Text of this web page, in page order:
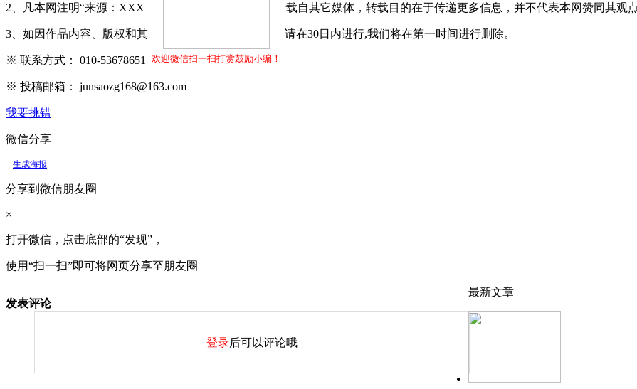
欢迎微信扫一扫打赏鼓励小编！
2、凡本网注明“来源：XXX（非军嫂网）”的作品，均转载自其它媒体，转载目的在于传递更多信息，并不代表本网赞同其观
3、如因作品内容、版权和其它问题需要同本网联系的，请在30日内进行,我们将在第一时间进行删除。
※ 联系方式： 010-53678651
※ 投稿邮箱： junsaozg168@163.com
我要挑错
微信分享
生成海报
分享到微信朋友圈
×
打开微信，点击底部的“发现”，
使用“扫一扫”即可将网页分享至朋友圈
发表评论
登录后可以评论哦
最新文章